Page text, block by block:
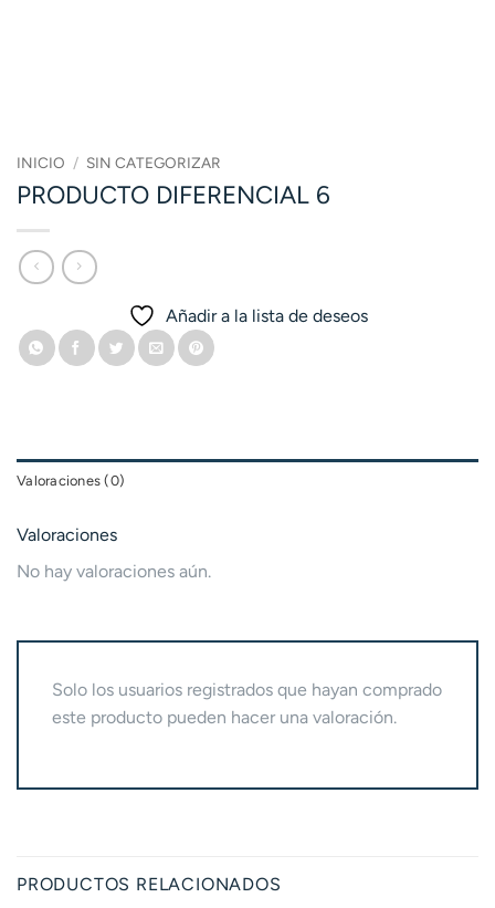
INICIO / SIN CATEGORIZAR
PRODUCTO DIFERENCIAL 6
Añadir a la lista de deseos
Valoraciones (0)
Valoraciones
No hay valoraciones aún.
Solo los usuarios registrados que hayan comprado
este producto pueden hacer una valoración.
PRODUCTOS RELACIONADOS